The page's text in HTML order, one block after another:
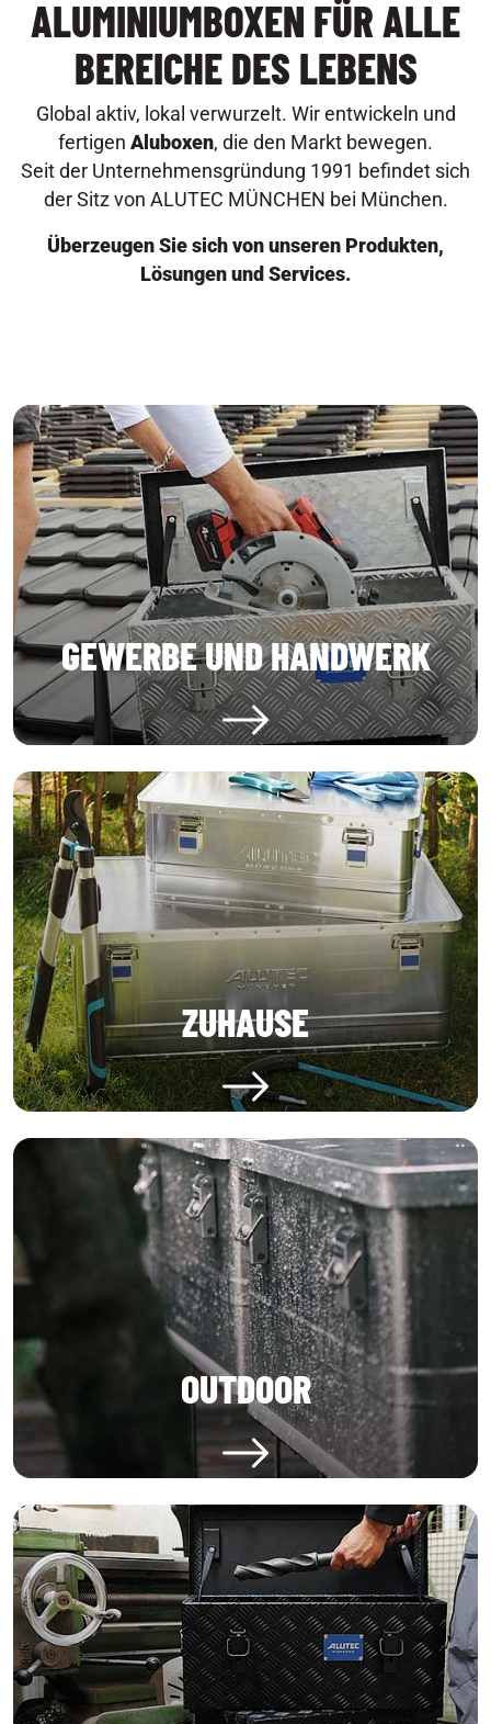
ALUMINIUMBOXEN FÜR ALLE
BEREICHE DES LEBENS
Global aktiv, lokal verwurzelt. Wir entwickeln und
fertigen Aluboxen, die den Markt bewegen.
Seit der Unternehmensgründung 1991 befindet sich
der Sitz von ALUTEC MÜNCHEN bei München.
Überzeugen Sie sich von unseren Produkten,
Lösungen und Services.
GEWERBE UND HANDWERK
ZUHAUSE
OUTDOOR